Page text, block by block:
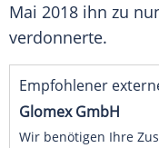
Mai 2018 ihn zu
verdonnerte.
Empfohlener
Glomex GmbH
Wir benötigen Ihre